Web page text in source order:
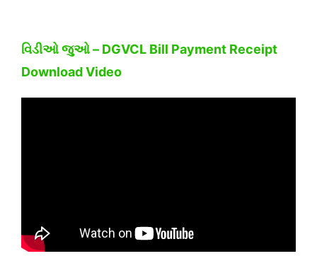
વિડીઓ જુઓ – DGVCL Bill Payment Receipt
Download Video